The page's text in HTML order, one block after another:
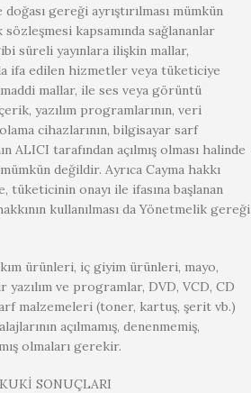
gereği ayrıştırılması mümkün
kapsamında sağlananlar
süreli yayınlara ilişkin mallar,
ifa edilen hizmetler veya tüketiciye
mallar, ile ses veya görüntü
yazılım programlarının, veri
cihazlarının, bilgisayar sarf
ALICI tarafından açılmış olması halinde
değildir. Ayrıca Cayma hakkı
tüketicinin onayı ile ifasına başlanan
kullanılması da Yönetmelik gereği
ürünleri, iç giyim ürünleri, mayo,
ve programlar, DVD, VCD, CD
malzemeleri (toner, kartuş, şerit vb.)
açılmamış, denenmemiş,
olmaları gerekir.
SONUÇLARI